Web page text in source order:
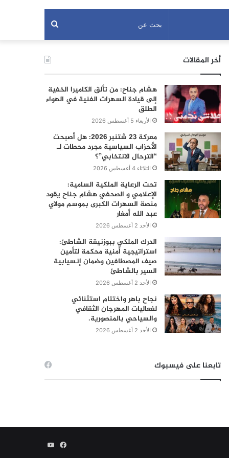
بحث
عن أخر المقالات
هشام جناح: من تألق الكاميرا الخفية
إلى قيادة السهرات الفنية في الهواء
الطلق
الأربعاء 5 أغسطس 2026
معركة 23 شتنبر 2026: هل أصبحت
الأحزاب السياسية مجرد محطات لـ
“الترحال الانتخابي”؟
الثلاثاء 4 أغسطس 2026
تحت الرعاية الملكية السامية:
الإعلامي و الصحفي هشام جناح يقود
منصة السهرات الكبرى بموسم مولاي
عبد الله أمغار
الأحد 2 أغسطس 2026
الدرك الملكي ببوزنيقة الشاطئ:
استراتيجية أمنية محكمة لتأمين
صيف المصطافين وضمان إنسيابية
السير بالشاطئ
الأحد 2 أغسطس 2026
نجاح باهر واختتام استثنائي
لفعاليات المهرجان الثقافي
والسياحي بالمنصورية.
الأحد 2 أغسطس 2026
تابعنا على فيسبوك
فيسبوكيوتيوب